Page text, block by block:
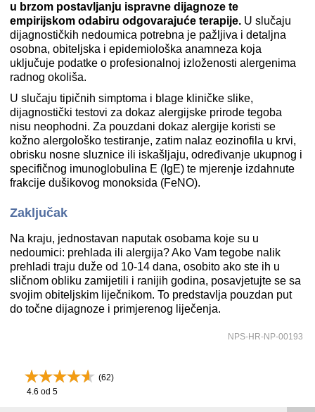
u brzom postavljanju ispravne dijagnoze te
empirijskom odabiru odgovarajuće terapije. U slučaju
dijagnostičkih nedoumica potrebna je pažljiva i detaljna
osobna, obiteljska i epidemiološka anamneza koja
uključuje podatke o profesionalnoj izloženosti alergenima
radnog okoliša.
U slučaju tipičnih simptoma i blage kliničke slike,
dijagnostički testovi za dokaz alergijske prirode tegoba
nisu neophodni. Za pouzdani dokaz alergije koristi se
kožno alergološko testiranje, zatim nalaz eozinofila u krvi,
obrisku nosne sluznice ili iskašljaju, određivanje ukupnog i
specifičnog imunoglobulina E (IgE) te mjerenje izdahnute
frakcije dušikovog monoksida (FeNO).
Zaključak
Na kraju, jednostavan naputak osobama koje su u
nedoumici: prehlada ili alergija? Ako Vam tegobe nalik
prehladi traju duže od 10-14 dana, osobito ako ste ih u
sličnom obliku zamijetili i ranijih godina, posavjetujte se sa
svojim obiteljskim liječnikom. To predstavlja pouzdan put
do točne dijagnoze i primjerenog liječenja.
NPS-HR-NP-00193
(62)
4.6 od 5